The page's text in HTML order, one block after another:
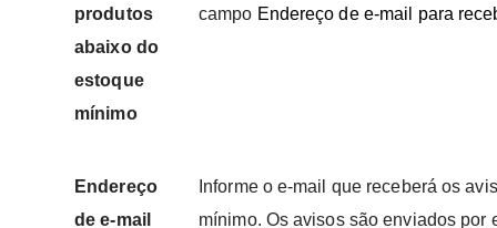
produtos
abaixo do
estoque
mínimo
campo Endereço de e-mail para
Endereço
de e-mail
Informe o e-mail que receberá os
mínimo. Os avisos são enviados por